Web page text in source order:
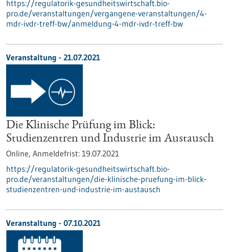
https://regulatorik-gesundheitswirtschaft.bio-
pro.de/veranstaltungen/vergangene-veranstaltungen/4-
mdr-ivdr-treff-bw/anmeldung-4-mdr-ivdr-treff-bw
Veranstaltung - 21.07.2021
Die Klinische Prüfung im Blick:
Studienzentren und Industrie im Austausch
Online, Anmeldefrist: 19.07.2021
https://regulatorik-gesundheitswirtschaft.bio-
pro.de/veranstaltungen/die-klinische-pruefung-im-blick-
studienzentren-und-industrie-im-austausch
Veranstaltung - 07.10.2021